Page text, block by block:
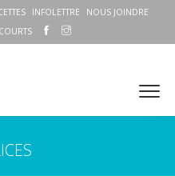
INFOLETTRE
NOUS JOINDRE